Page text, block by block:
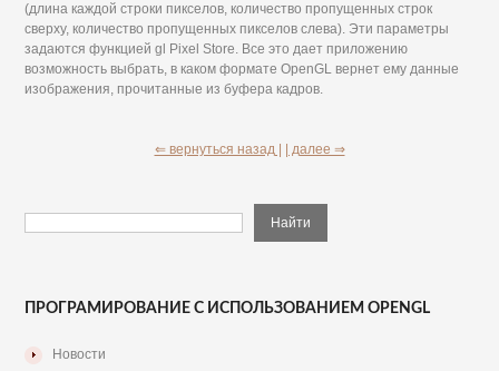
(длина каждой строки пикселов, количество пропущенных строк
сверху, количество пропущенных пикселов слева). Эти параметры
задаются функцией gl Pixel Store. Все это дает приложению
возможность выбрать, в каком формате OpenGL вернет ему данные
изображения, прочитанные из буфера кадров.
⇐ вернуться назад | | далее ⇒
ПРОГРАМИРОВАНИЕ С ИСПОЛЬЗОВАНИЕМ OPENGL
Новости